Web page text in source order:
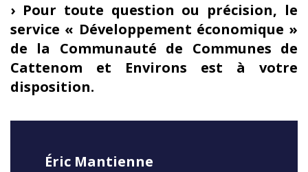
› Pour toute question ou précision, le
service « Développement économique »
de la Communauté de Communes de
Cattenom et Environs est à votre
disposition.
Éric Mantienne